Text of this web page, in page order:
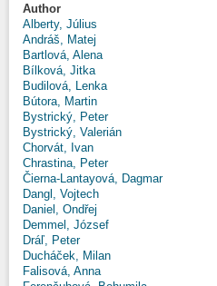
Author
Alberty, Július
Andráš, Matej
Bartlová, Alena
Bílková, Jitka
Budilová, Lenka
Bútora, Martin
Bystrický, Peter
Bystrický, Valerián
Chorvát, Ivan
Chrastina, Peter
Čierna-Lantayová, Dagmar
Dangl, Vojtech
Daniel, Ondřej
Demmel, József
Dráľ, Peter
Ducháček, Milan
Falisová, Anna